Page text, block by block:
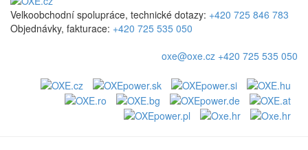
Velkoobchodní spolupráce, technické dotazy: +420 725 846 783
Objednávky, fakturace: +420 725 535 050
oxe@oxe.cz +420 725 535 050